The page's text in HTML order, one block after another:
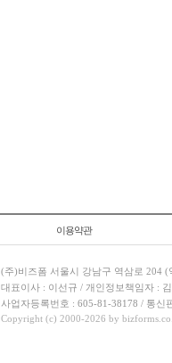
이용약관
(주)비즈폼 서울시 강남구 역삼로 204
대표이사 : 이선규 / 개인정보책임자 :
사업자등록번호 : 605-81-38178 / 통신
Copyright (c) 2000-2026 by